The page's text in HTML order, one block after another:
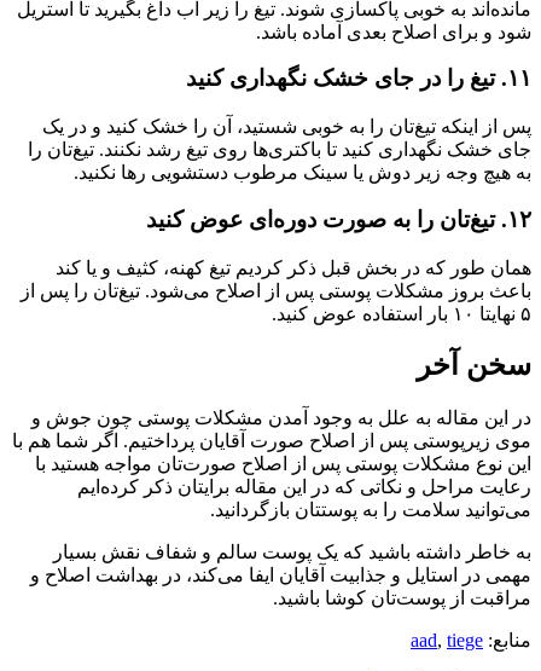
مانده‌اند به خوبی پاکسازی شوند. تیغ را زیر آب داغ بگیرید تا استریل
شود و برای اصلاح بعدی آماده باشد.
۱۱. تیغ را در جای خشک نگهداری کنید
پس از اینکه تیغ‌تان را به خوبی شستید، آن را خشک کنید و در یک
جای خشک نگهداری کنید تا باکتری‌ها روی تیغ رشد نکنند. تیغ‌تان را
به هیچ وجه زیر دوش یا سینک مرطوب دستشویی رها نکنید.
۱۲. تیغ‌تان را به صورت دوره‌ای عوض کنید
همان طور که در بخش قبل ذکر کردیم تیغ کهنه، کثیف و یا کند
باعث بروز مشکلات پوستی پس از اصلاح می‌شود. تیغ‌تان را پس از
۵ نهایتا ۱۰ بار استفاده عوض کنید.
سخن آخر
در این مقاله به علل به وجود آمدن مشکلات پوستی چون جوش و
موی زیرپوستی پس از اصلاح صورت آقایان پرداختیم. اگر شما هم با
این نوع مشکلات پوستی پس از اصلاح صورت‌تان مواجه هستید با
رعایت مراحل و نکاتی که در این مقاله برایتان ذکر کرده‌ایم
می‌توانید سلامت را به پوستتان بازگردانید.
به خاطر داشته باشید که یک پوست سالم و شفاف نقش بسیار
مهمی در استایل و جذابیت آقایان ایفا می‌کند، در بهداشت اصلاح و
مراقبت ‌از پوست‌تان کوشا باشید.
منابع: aad, tiege